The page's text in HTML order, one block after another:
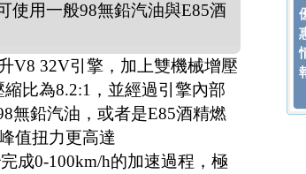
使用一般98無鉛汽油與E85酒
V8 32V引擎，加上雙機械增壓
比為8.2:1，並經過引擎內部
無鉛汽油，或者是E85酒精燃
值扭力更高達
成0-100km/h的加速過程，極